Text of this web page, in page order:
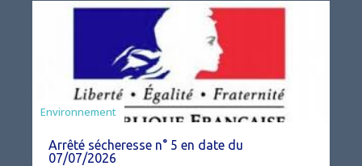
Agriculture
Environnement
Arrêté sécheresse n° 5 en date du
07/07/2026